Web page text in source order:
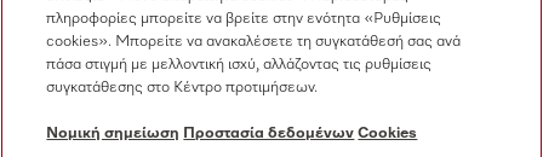
πληροφορίες μπορείτε να βρείτε στην ενότητα «Ρυθμίσεις
cookies». Μπορείτε να ανακαλέσετε τη συγκατάθεσή σας ανά
πάσα στιγμή με μελλοντική ισχύ, αλλάζοντας τις ρυθμίσεις
συγκατάθεσης στο Κέντρο προτιμήσεων.
Νομική σημείωση Προστασία δεδομένων Cookies